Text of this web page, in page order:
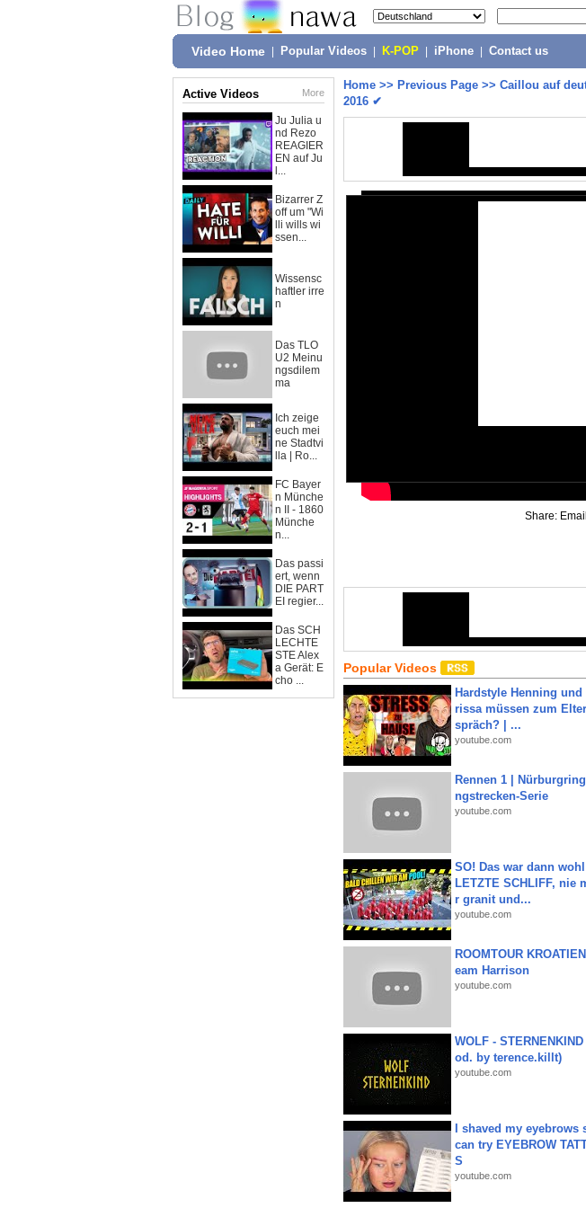
Video Home Popular Videos K-POP iPhone Contact us
Active Videos More
Ju Julia u
nd Rezo
REAGIER
EN auf Ju
l...
Bizarrer Z
off um "Wi
lli wills wi
ssen...
Wissensc
haftler irre
n
Das TLO
U2 Meinu
ngsdilem
ma
Ich zeige
euch mei
ne Stadtvi
lla | Ro...
FC Bayer
n Münche
n II - 1860
Münche
n...
Das passi
ert, wenn
DIE PART
EI regier...
Das SCH
LECHTE
STE Alex
a Gerät: E
cho ...
Home >> Previous Page >> Caillou auf
2016 ✔
Share: Email
Popular Videos
Hardstyle Henning und
rissa müssen zum
spräch? | ...
youtube.com
Rennen 1 |
ngstrecken-Serie
youtube.com
SO! Das war dann
LETZTE SCHLIFF, nie
r granit und...
youtube.com
ROOMTOUR
eam Harrison
youtube.com
WOLF -
od. by terence.killt)
youtube.com
I shaved my eyebrows
can try EYEBROW
S
youtube.com